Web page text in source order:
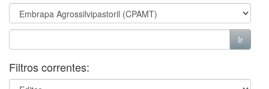
Filtros correntes: